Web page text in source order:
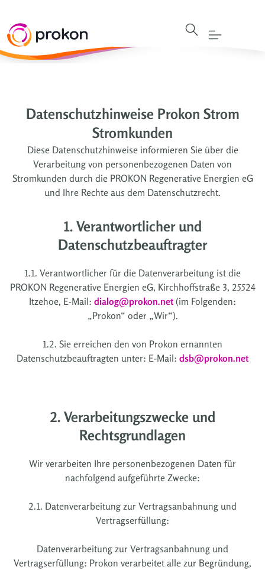
Datenschutzhinweise Prokon Strom
Stromkunden
Diese Datenschutzhinweise informieren Sie über die
Verarbeitung von personenbezogenen Daten von
Stromkunden durch die PROKON Regenerative Energien eG
und Ihre Rechte aus dem Datenschutzrecht.
1. Verantwortlicher und
Datenschutzbeauftragter
1.1. Verantwortlicher für die Datenverarbeitung ist die
PROKON Regenerative Energien eG, Kirchhoffstraße 3, 25524
Itzehoe, E-Mail: dialog@prokon.net (im Folgenden:
„Prokon“ oder „Wir“).
1.2. Sie erreichen den von Prokon ernannten
Datenschutzbeauftragten unter: E-Mail: dsb@prokon.net
2. Verarbeitungszwecke und
Rechtsgrundlagen
Wir verarbeiten Ihre personenbezogenen Daten für
nachfolgend aufgeführte Zwecke:
2.1. Datenverarbeitung zur Vertragsanbahnung und
Vertragserfüllung:
Datenverarbeitung zur Vertragsanbahnung und
Vertragserfüllung: Prokon verarbeitet alle zur Begründung,